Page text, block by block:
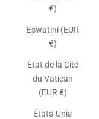
€)
Eswatini (EUR
€)
État de la Cité
du Vatican
(EUR €)
États-Unis